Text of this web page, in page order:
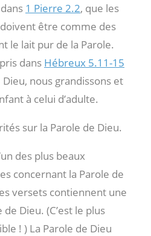
1 Pierre 2.2, que les
être comme des
le lait pur de la Parole.
dans Hébreux 5.11-15
nous grandissons et
à celui d’adulte.
sur la Parole de Dieu.
des plus beaux
concernant la Parole de
versets contiennent une
Dieu. (C’est le plus
! ) La Parole de Dieu